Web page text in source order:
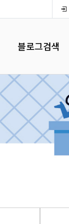
블로그검색